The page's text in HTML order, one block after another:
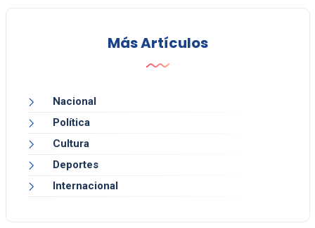
Más Artículos
Nacional
Política
Cultura
Deportes
Internacional